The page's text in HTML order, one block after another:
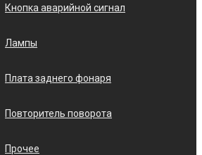
Кнопка аварийной сигнал
Лампы
Плата заднего фонаря
Повторитель поворота
Прочее